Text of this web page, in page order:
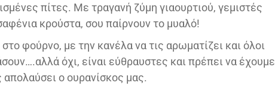
πίτες. Με τραγανή ζύμη γιαουρτιού, γεμιστές
κρούστα, σου παίρνουν το μυαλό!
φούρνο, με την κανέλα να τις αρωματίζει και όλοι
όχι, είναι εύθραυστες και πρέπει να έχουμε
ο ουρανίσκος μας.